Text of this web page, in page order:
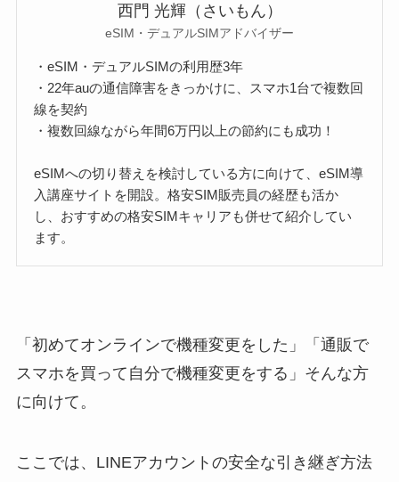
西門 光輝（さいもん）
eSIM・デュアルSIMアドバイザー
・eSIM・デュアルSIMの利用歴3年
・22年auの通信障害をきっかけに、スマホ1台で複数回
線を契約
・複数回線ながら年間6万円以上の節約にも成功！
eSIMへの切り替えを検討している方に向けて、eSIM導
入講座サイトを開設。格安SIM販売員の経歴も活か
し、おすすめの格安SIMキャリアも併せて紹介してい
ます。
「初めてオンラインで機種変更をした」「通販で
スマホを買って自分で機種変更をする」そんな方
に向けて。
ここでは、LINEアカウントの安全な引き継ぎ方法